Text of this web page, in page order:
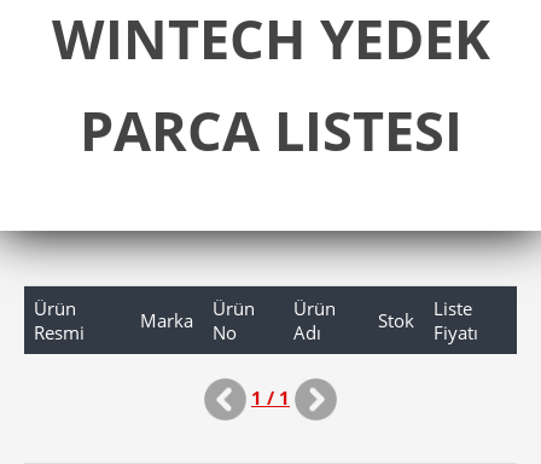
Forum
WINTECH YEDEK
PARCA LISTESI
Ürün
Resmi
Marka
Ürün
No
Ürün
Adı
Stok
Liste
Fiyatı
1 / 1